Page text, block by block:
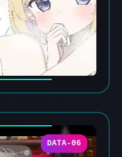
DATA-06